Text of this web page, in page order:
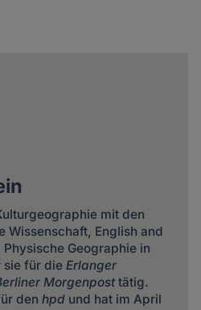
mit den
Wissenschaft, English and
Geographie in
sie für die Erlanger
Morgenposttätig.
den hpdund hat im April